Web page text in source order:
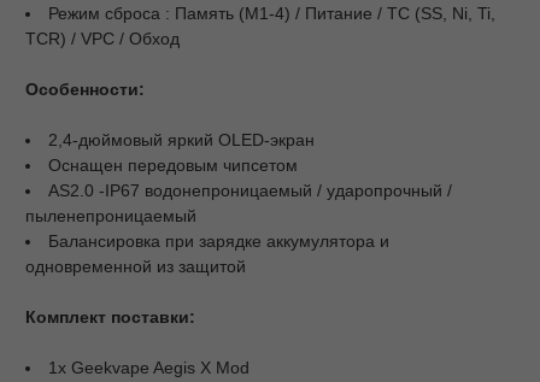
Режим сброса : Память (M1-4) / Питание / TC (SS, Ni, Ti,
TCR) / VPC / Обход
Особенности:
2,4-дюймовый яркий OLED-экран
Оснащен передовым чипсетом
AS2.0 -IP67 водонепроницаемый / ударопрочный /
пыленепроницаемый
Балансировка при зарядке аккумулятора и
одновременной из защитой
Комплект поставки:
1x Geekvape Aegis X Mod